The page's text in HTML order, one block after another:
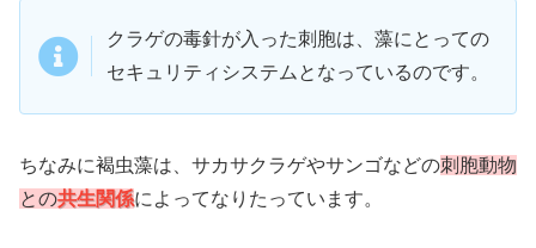
クラゲの毒針が入った刺胞は、藻にとっての
セキュリティシステムとなっているのです。
ちなみに褐虫藻は、サカサクラゲやサンゴなどの刺胞動物
との共生関係によってなりたっています。